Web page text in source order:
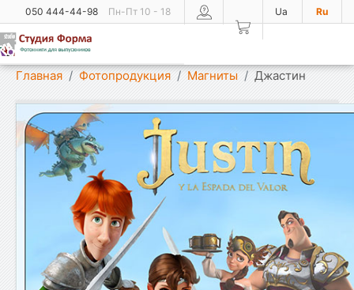
Ua Ru
050 444-44-98 Пн-Пт 10 - 18
Показать меню
Главная Фотопродукция Магниты Джастин